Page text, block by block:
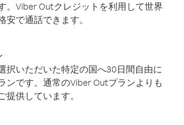
。Viber Outクレジットを利用して世界
安で通話できます。
択いただいた特定の国へ30日間自由に
ンです。通常のViber Outプランよりも
提供しています。